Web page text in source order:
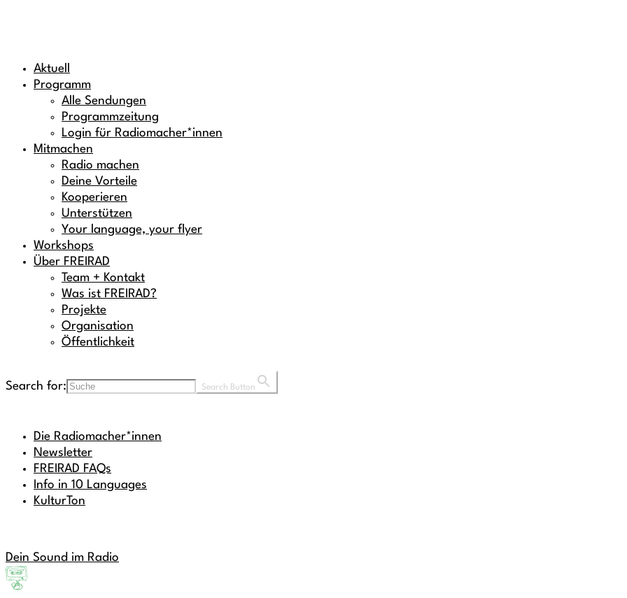
Aktuell
Programm
Alle Sendungen
Programmzeitung
Login für Radiomacher*innen
Mitmachen
Radio machen
Deine Vorteile
Kooperieren
Unterstützen
Your language, your flyer
Workshops
Über FREIRAD
Team + Kontakt
Was ist FREIRAD?
Projekte
Organisation
Öffentlichkeit
Search for: Search Button
Die Radiomacher*innen
Newsletter
FREIRAD FAQs
Info in 10 Languages
KulturTon
Dein Sound im Radio